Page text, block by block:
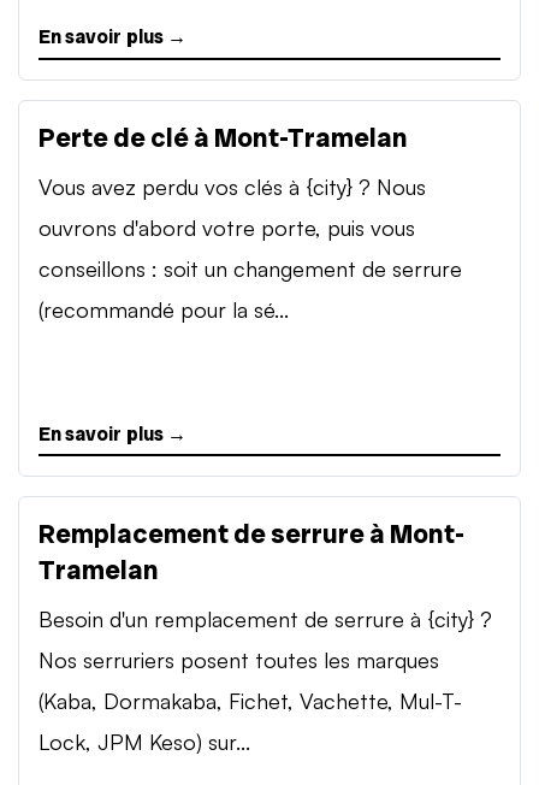
En savoir plus →
Perte de clé à Mont-Tramelan
Vous avez perdu vos clés à {city} ? Nous
ouvrons d'abord votre porte, puis vous
conseillons : soit un changement de serrure
(recommandé pour la sé...
En savoir plus →
Remplacement de serrure à Mont-
Tramelan
Besoin d'un remplacement de serrure à {city} ?
Nos serruriers posent toutes les marques
(Kaba, Dormakaba, Fichet, Vachette, Mul-T-
Lock, JPM Keso) sur...